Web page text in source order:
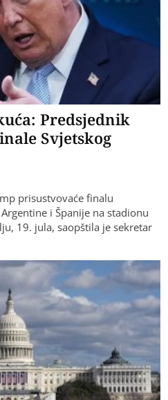
Predsjednik
Svjetskog
prisustvovaće finalu
i Španije na stadionu
19. jula, saopštila je sekretar